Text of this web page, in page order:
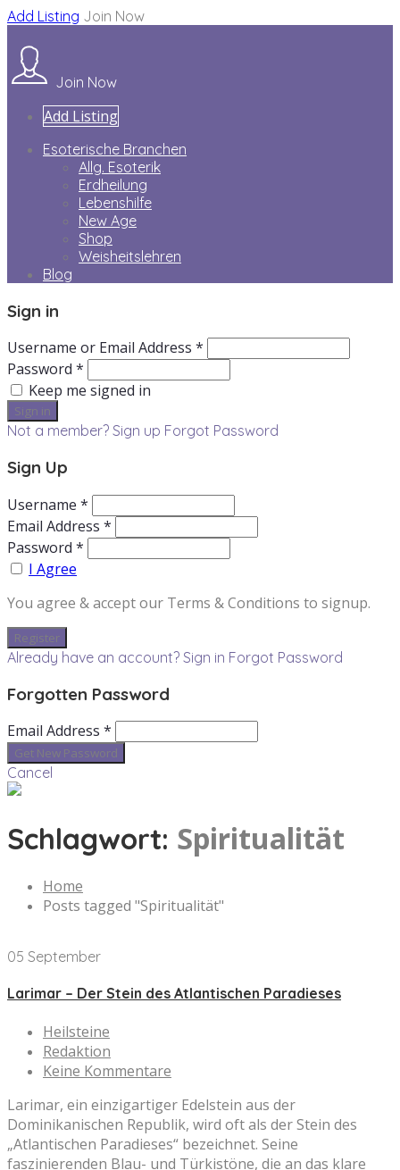
Add Listing Join Now
Join Now
Add Listing
Esoterische Branchen
Allg. Esoterik
Erdheilung
Lebenshilfe
New Age
Shop
Weisheitslehren
Blog
Sign in
Username or Email Address *
Password *
Keep me signed in
Not a member? Sign up Forgot Password
Sign Up
Username *
Email Address *
Password *
I Agree
You agree & accept our Terms & Conditions to signup.
Already have an account? Sign in Forgot Password
Forgotten Password
Email Address *
Cancel
Schlagwort: Spiritualität
Home
Posts tagged "Spiritualität"
05 September
Larimar – Der Stein des Atlantischen Paradieses
Heilsteine
Redaktion
Keine Kommentare
Larimar, ein einzigartiger Edelstein aus der
Dominikanischen Republik, wird oft als der Stein des
„Atlantischen Paradieses“ bezeichnet. Seine
faszinierenden Blau- und Türkistöne, die an das klare